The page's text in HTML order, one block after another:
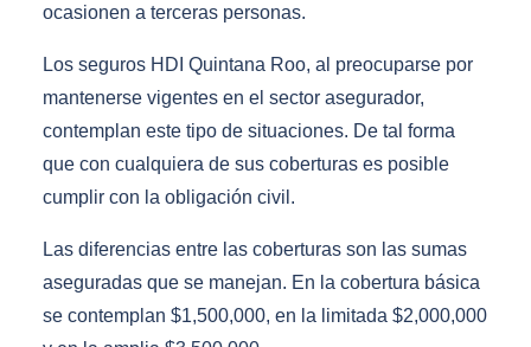
ocasionen a terceras personas.
Los seguros HDI Quintana Roo, al preocuparse por
mantenerse vigentes en el sector asegurador,
contemplan este tipo de situaciones. De tal forma
que con cualquiera de sus coberturas es posible
cumplir con la obligación civil.
Las diferencias entre las coberturas son las sumas
aseguradas que se manejan. En la cobertura básica
se contemplan $1,500,000, en la limitada $2,000,000